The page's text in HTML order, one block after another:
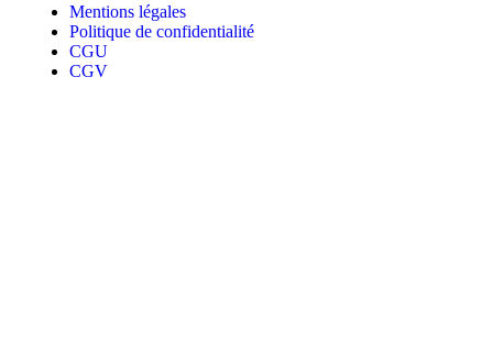
Mentions légales
Politique de confidentialité
CGU
CGV